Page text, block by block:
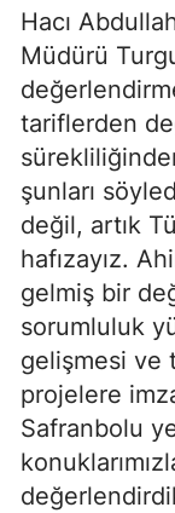
Hacı
Müdürü
tariflerden
şunları
değil, artık
hafızayız.
gelmiş bir
sorumluluk
gelişmesi ve
projelere
Safranbolu